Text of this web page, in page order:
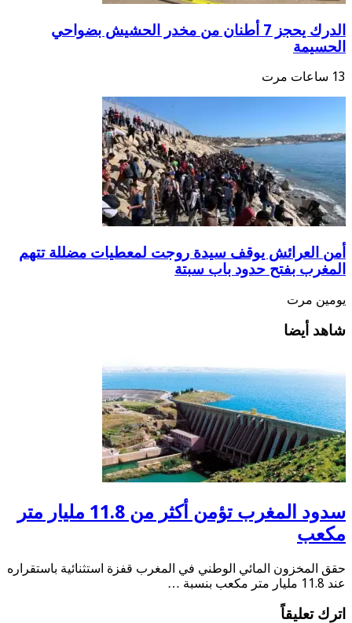
الدرك يحجز 7 أطنان من مخدر الحشيش بضواحي
يوقف سيدة روجت لمعطيات مضللة تتهم
بفتح حدود باب سبتة
مرت
أيضا
سدود المغرب تؤمن أكثر من 11.8 مليار متر
المائي الوطني في المغرب قفزة استثنائية باستقراره